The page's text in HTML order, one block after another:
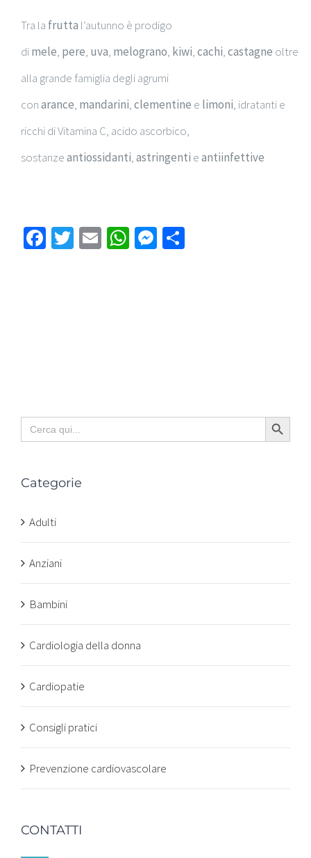
Tra la frutta l’autunno è prodigo
dimele, pere, uva, melograno, kiwi,cachi,castagne oltre
alla grande famiglia degli agrumi
conarance, mandarini,clementine e limoni, idratanti e
ricchi di Vitamina C, acido ascorbico,
sostanzeantiossidanti,astringenti eantiinfettive
Facebook
Twitter
EmailWhatsApp
Messenger
Search
for:
Search Button
Categorie
Adulti
Anziani
Bambini
Cardiologia della donna
Cardiopatie
Consigli pratici
Prevenzione cardiovascolare
CONTATTI